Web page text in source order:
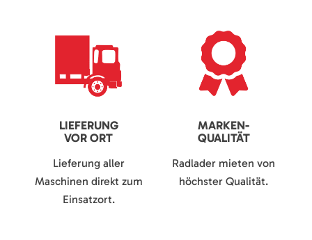
LIEFERUNG
VOR ORT
Lieferung aller
Maschinen direkt zum
Einsatzort.
MARKEN-
QUALITÄT
Radlader mieten von
höchster Qualität.